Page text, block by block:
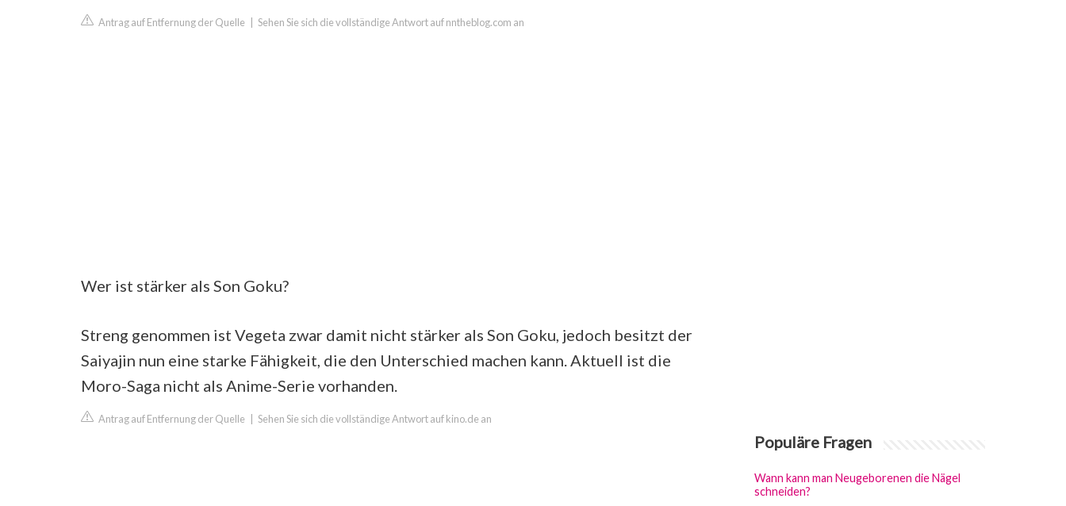
Antrag auf Entfernung der Quelle Sehen Sie sich die vollständige Antwort auf nntheblog.com an
Wer ist stärker als Son Goku?
Streng genommen ist Vegeta zwar damit nicht stärker als Son Goku, jedoch besitzt der
Saiyajin nun eine starke Fähigkeit, die den Unterschied machen kann. Aktuell ist die
Moro-Saga nicht als Anime-Serie vorhanden.
Antrag auf Entfernung der Quelle Sehen Sie sich die vollständige Antwort auf kino.de an
Populäre Fragen
Wann kann man Neugeborenen die Nägel
schneiden?